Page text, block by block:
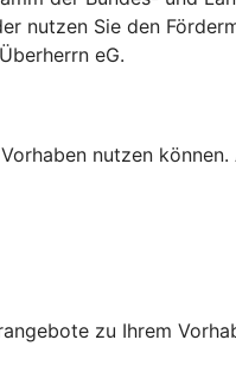
nutzen Sie den
eG.
nutzen
zu Ihrem